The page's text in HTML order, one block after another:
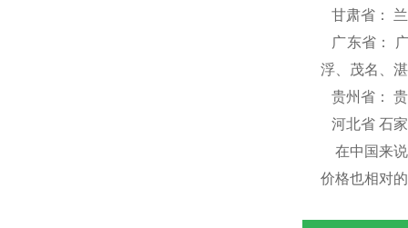
甘肃省：
广东省：
浮、茂名、
贵州省：
河北省 石
在中国来说
价格也相对